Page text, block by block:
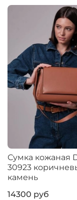
Сумка кожаная
30923
камень
14300 руб